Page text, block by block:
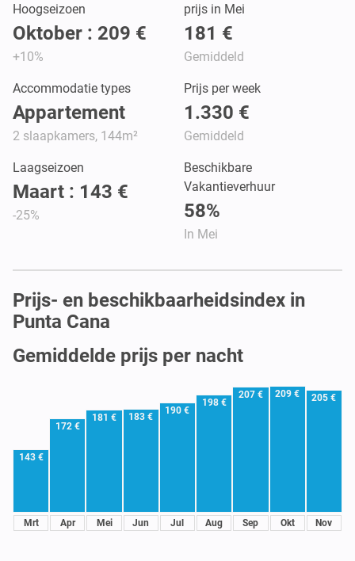
Hoogseizoen
Oktober : 209 €
+10%
prijs in Mei
181 €
Gemiddeld
Accommodatie types
Appartement
2 slaapkamers, 144m²
Prijs per week
1.330 €
Gemiddeld
Laagseizoen
Maart : 143 €
-25%
Beschikbare
Vakantieverhuur
58%
In Mei
Prijs- en beschikbaarheidsindex in
Punta Cana
Gemiddelde prijs per nacht
143 €
Mrt
172 €
Apr
181 €
Mei
183 €
Jun
190 €
Jul
198 €
Aug
207 €
Sep
209 €
Okt
205 €
Nov